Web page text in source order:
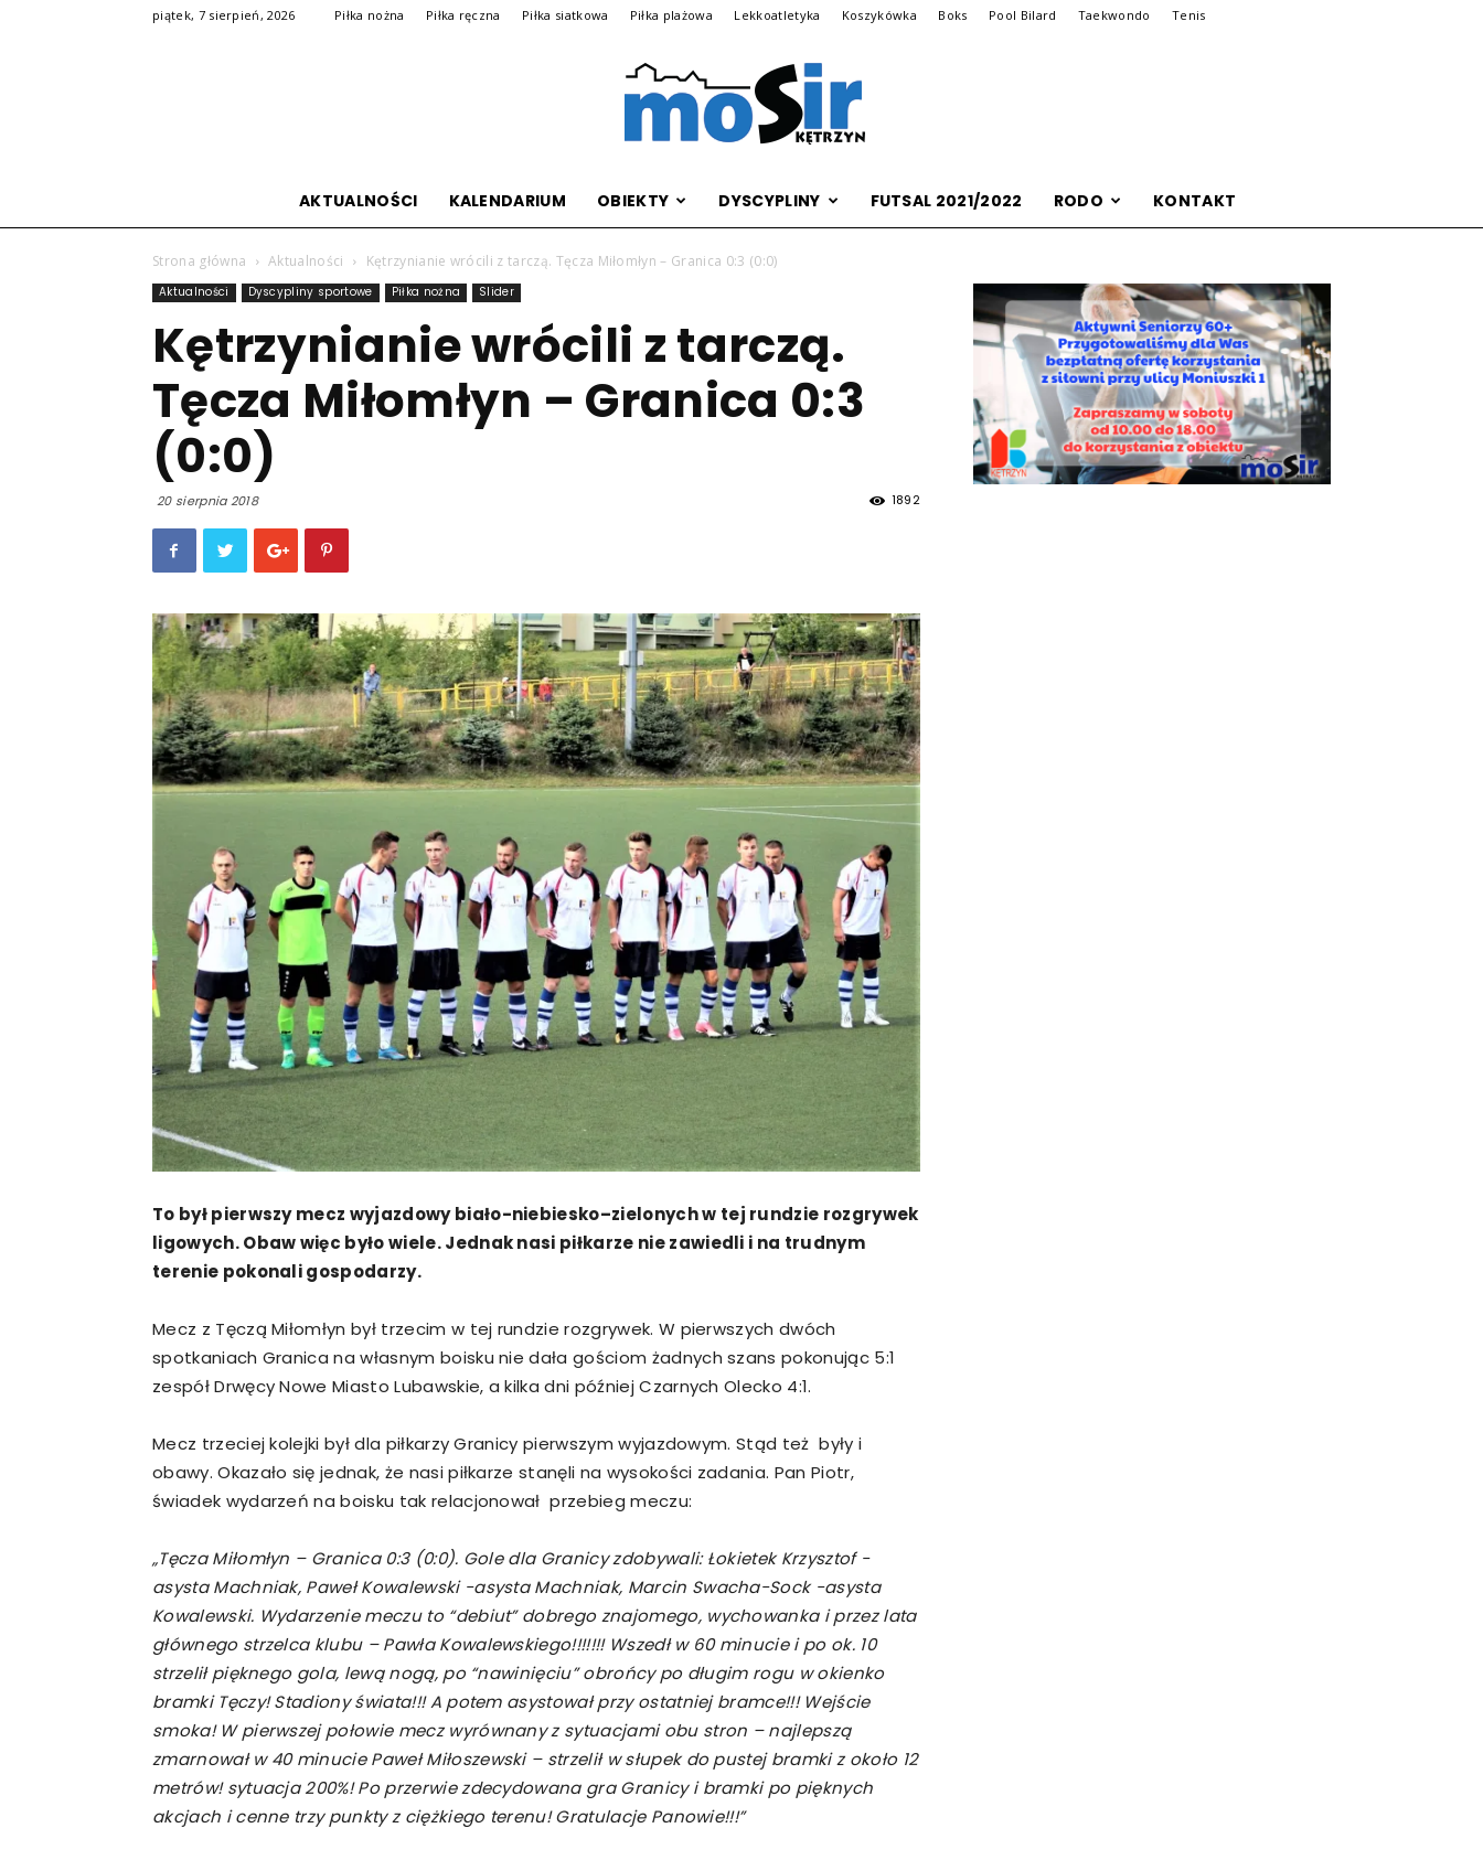
piątek, 7 sierpień, 2026 Piłka nożna Piłka ręczna Piłka siatkowa Piłka plażowa Lekkoatletyka Koszykówka Boks Pool Bilard Taekwondo Tenis
Archiwalna
wersja
MOSiR
AKTUALNOŚCI KALENDARIUM OBIEKTY DYSCYPLINY FUTSAL 2021/2022 RODO KONTAKT
Strona główna Aktualności Kętrzynianie wrócili z tarczą. Tęcza Miłomłyn – Granica 0:3 (0:0)
Aktualności Dyscypliny sportowe Piłka nożna Slider
Kętrzynianie wrócili z tarczą.
Tęcza Miłomłyn – Granica 0:3
(0:0)
20 sierpnia 2018 1892
To był pierwszy mecz wyjazdowy biało-niebiesko–zielonych w tej rundzie rozgrywek
ligowych. Obaw więc było wiele. Jednak nasi piłkarze nie zawiedli i na trudnym
terenie pokonali gospodarzy.
Mecz z Tęczą Miłomłyn był trzecim w tej rundzie rozgrywek. W pierwszych dwóch
spotkaniach Granica na własnym boisku nie dała gościom żadnych szans pokonując 5:1
zespół Drwęcy Nowe Miasto Lubawskie, a kilka dni później Czarnych Olecko 4:1.
Mecz trzeciej kolejki był dla piłkarzy Granicy pierwszym wyjazdowym. Stąd też były i
obawy. Okazało się jednak, że nasi piłkarze stanęli na wysokości zadania. Pan Piotr,
świadek wydarzeń na boisku tak relacjonował przebieg meczu:
„Tęcza Miłomłyn – Granica 0:3 (0:0). Gole dla Granicy zdobywali: Łokietek Krzysztof -
asysta Machniak, Paweł Kowalewski -asysta Machniak, Marcin Swacha-Sock -asysta
Kowalewski. Wydarzenie meczu to “debiut” dobrego znajomego, wychowanka i przez lata
głównego strzelca klubu – Pawła Kowalewskiego!!!!!!! Wszedł w 60 minucie i po ok. 10
strzelił pięknego gola, lewą nogą, po “nawinięciu” obrońcy po długim rogu w okienko
bramki Tęczy! Stadiony świata!!! A potem asystował przy ostatniej bramce!!! Wejście
smoka! W pierwszej połowie mecz wyrównany z sytuacjami obu stron – najlepszą
zmarnował w 40 minucie Paweł Miłoszewski – strzelił w słupek do pustej bramki z około 12
metrów! sytuacja 200%! Po przerwie zdecydowana gra Granicy i bramki po pięknych
akcjach i cenne trzy punkty z ciężkiego terenu! Gratulacje Panowie!!!”